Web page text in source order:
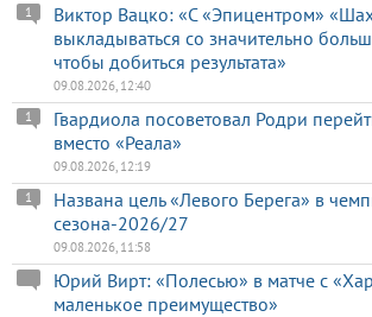
Виктор Вацко: «С «Эпицентром»
выкладываться со значительно
чтобы добиться результата»
1
09.08.2026, 12:40
Гвардиола посоветовал Родри
вместо «Реала»
1
09.08.2026, 12:19
Названа цель «Левого Берега» в
сезона-2026/27
1
09.08.2026, 11:58
Юрий Вирт: «Полесью» в матче с
маленькое преимущество»